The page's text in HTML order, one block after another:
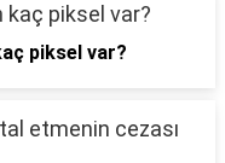
piksel var?